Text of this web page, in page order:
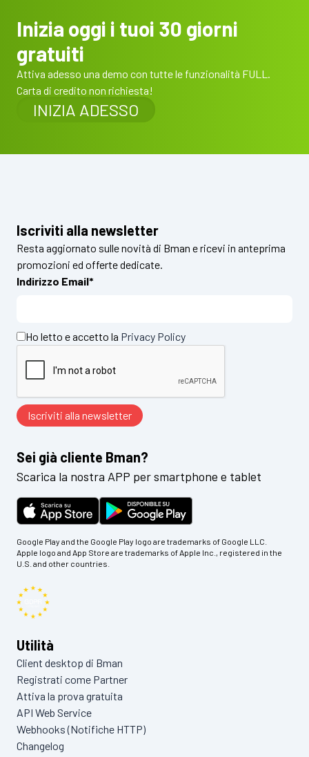
Inizia oggi i tuoi 30 giorni
gratuiti
Attiva adesso una demo con tutte le funzionalità FULL.
Carta di credito non richiesta!
INIZIA ADESSO
Iscriviti alla newsletter
Resta aggiornato sulle novità di Bman e ricevi in anteprima
promozioni ed offerte dedicate.
Indirizzo Email*
Ho letto e accetto la Privacy Policy
Sei già cliente Bman?
Scarica la nostra APP per smartphone e tablet
Google Play and the Google Play logo are trademarks of Google LLC.
Apple logo and App Store are trademarks of Apple Inc., registered in the
U.S. and other countries.
Utilità
Client desktop di Bman
Registrati come Partner
Attiva la prova gratuita
API Web Service
Webhooks (Notifiche HTTP)
Changelog